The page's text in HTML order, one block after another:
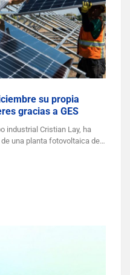
su propia
gracias a GES
industrial Cristian Lay, ha
una planta fotovoltaica de…